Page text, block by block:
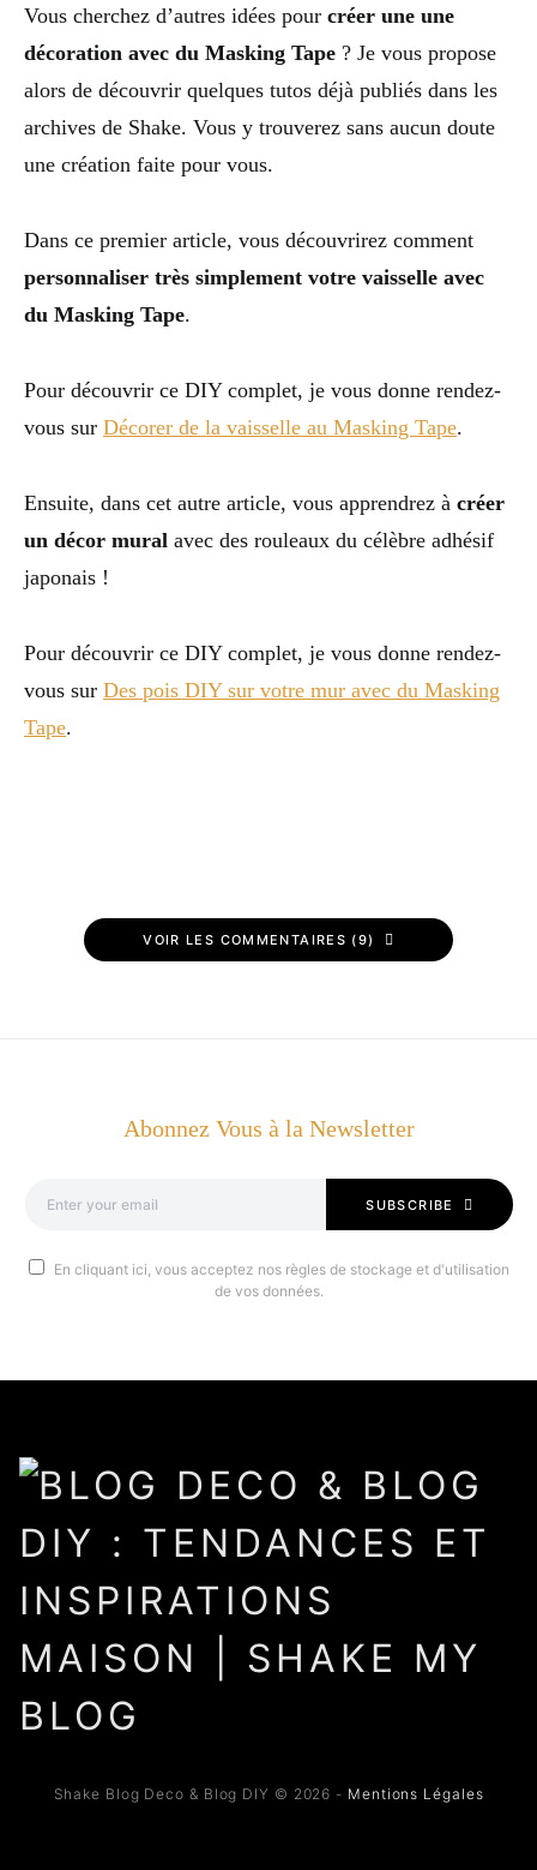
Vous cherchez d’autres idées pour créer une une
décoration avec du Masking Tape ? Je vous propose
alors de découvrir quelques tutos déjà publiés dans les
archives de Shake. Vous y trouverez sans aucun doute
une création faite pour vous.
Dans ce premier article, vous découvrirez comment
personnaliser très simplement votre vaisselle avec
du Masking Tape.
Pour découvrir ce DIY complet, je vous donne rendez-
vous sur Décorer de la vaisselle au Masking Tape.
Ensuite, dans cet autre article, vous apprendrez à créer
un décor mural avec des rouleaux du célèbre adhésif
japonais !
Pour découvrir ce DIY complet, je vous donne rendez-
vous sur Des pois DIY sur votre mur avec du Masking
Tape.
VOIR LES COMMENTAIRES (9)
Abonnez Vous à la Newsletter
SUBSCRIBE
En cliquant ici, vous acceptez nos règles de stockage et d'utilisation
de vos données.
Shake Blog Deco & Blog DIY © 2026 - Mentions Légales